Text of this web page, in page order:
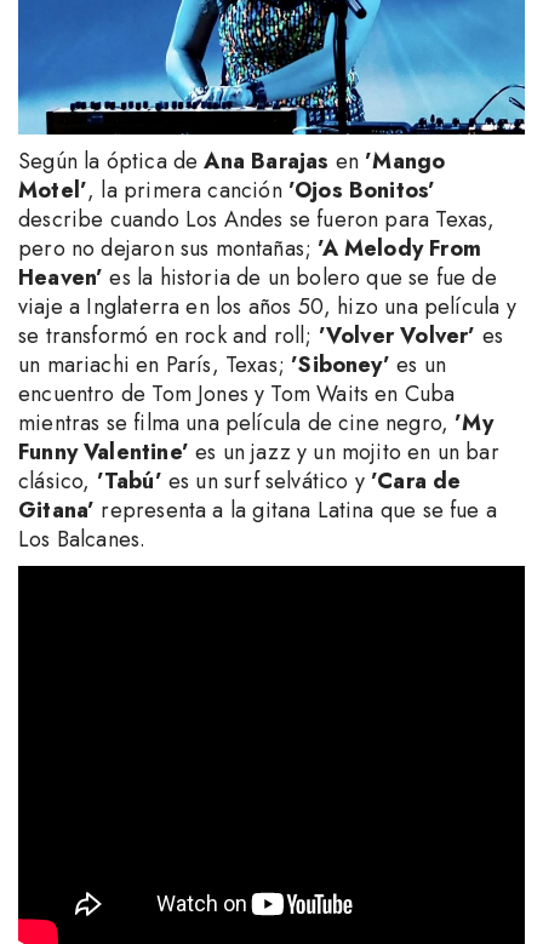
Según la óptica deAna Barajas en ’Mango
Motel’, la primera canción ’Ojos Bonitos’
describe cuando Los Andes se fueron para Texas,
pero no dejaron sus montañas; ’A Melody From
Heaven’ es la historia de un bolero que se fue de
viaje a Inglaterra en los años 50, hizo una película y
se transformó en rock and roll; ’Volver Volver’ es
un mariachi en París, Texas; ’Siboney’ es un
encuentro de Tom Jones y Tom Waits en Cuba
mientras se filma una película de cine negro, ’My
Funny Valentine’ es un jazz y un mojito en un bar
clásico, ’Tabú’ es un surf selvático y ’Cara de
Gitana’ representa a la gitana Latina que se fue a
Los Balcanes.